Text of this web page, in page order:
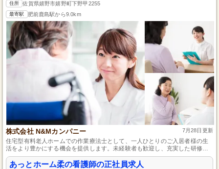
住所 佐賀県嬉野市嬉野町下野甲2255
最寄駅 肥前鹿島駅から9.0km
株式会社 N&Mカンパニー 7月28日更新
住宅型有料老人ホームでの作業療法士として、一人ひとりのご入居者様の生
活をより豊かにする機会を提供します。未経験者も歓迎し、充実した研修と
サポートでプロフェッショナルとしての歩みを応援する職場です。
あっとホーム柔の看護師の正社員求人